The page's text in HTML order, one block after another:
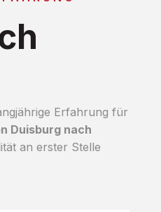
Erfahrung für
Duisburg nach
an erster Stelle